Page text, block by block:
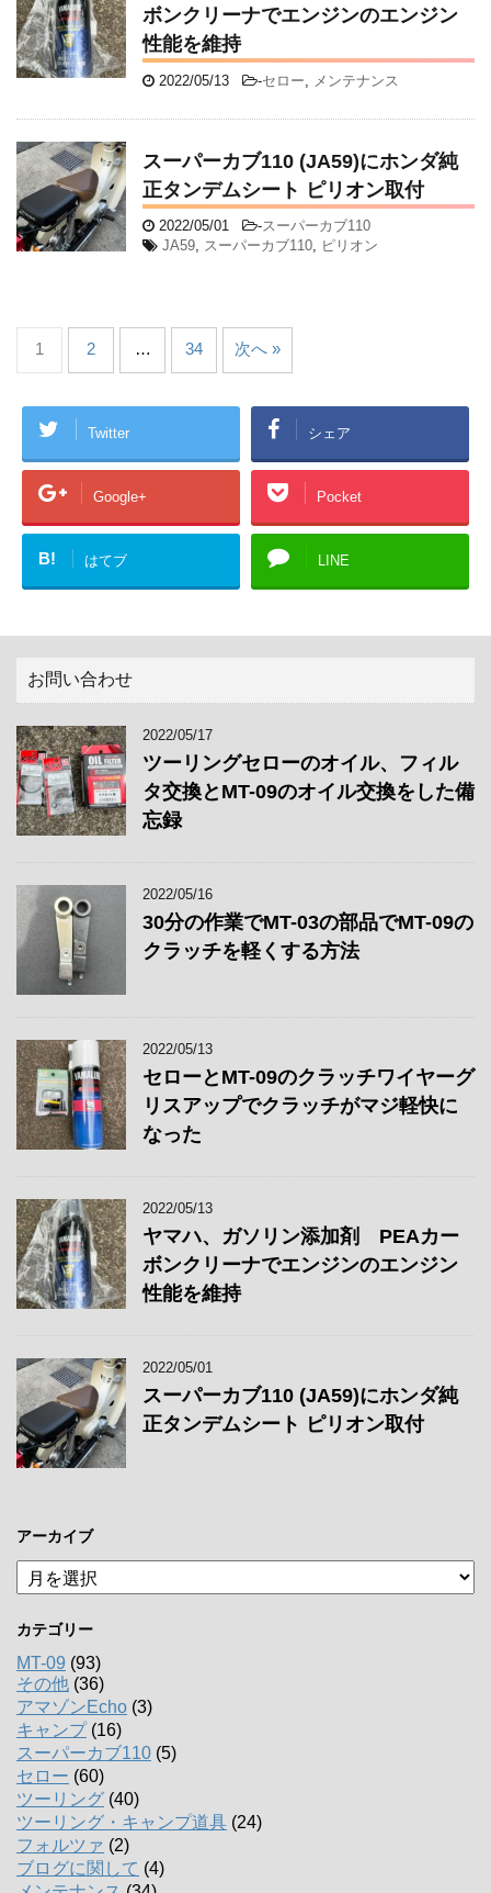
ボンクリーナでエンジンのエンジン
性能を維持
2022/05/13 -セロー メンテナンス
スーパーカブ110 (JA59)にホンダ純
正タンデムシート ピリオン取付
2022/05/01 -スーパーカブ110
JA59, スーパーカブ110, ピリオン
1 2 … 34 次へ »
Twitter シェア
Google+ Pocket
B! はてブ LINE
お問い合わせ
2022/05/17
ツーリングセローのオイル、フィル
タ交換とMT-09のオイル交換をした備
忘録
2022/05/16
30分の作業でMT-03の部品でMT-09の
クラッチを軽くする方法
2022/05/13
セローとMT-09のクラッチワイヤーグ
リスアップでクラッチがマジ軽快に
なった
2022/05/13
ヤマハ、ガソリン添加剤 PEAカー
ボンクリーナでエンジンのエンジン
性能を維持
2022/05/01
スーパーカブ110 (JA59)にホンダ純
正タンデムシート ピリオン取付
アーカイブ
ア
ー
イ
ブ
カテゴリー
MT-09 (93)
その他 (36)
アマゾンEcho (3)
キャンプ(16)
スーパーカブ110 (5)
セロー (60)
ツーリング (40)
ツーリング・キャンプ道具 (24)
フォルツァ (2)
ブログに関して (4)